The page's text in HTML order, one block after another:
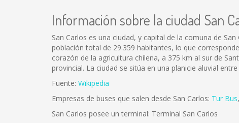
Información sobre la ciudad San
San Carlos es una ciudad, y capital de la comuna de
población total de 29.359 habitantes, lo que
corazón de la agricultura chilena, a 375 km al sur de
provincial. La ciudad se sitúa en una planicie aluvial
Fuente: Wikipedia
Empresas de buses que salen desde San Carlos: Tur Bus,
San Carlos posee un terminal: Terminal San Carlos